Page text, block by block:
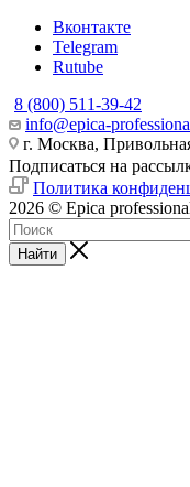
Вконтакте
Telegram
Rutube
8 (800) 511-39-42
info@epica-
г. Москва,
Подписаться на
Политика
2026 © Epica
Найти